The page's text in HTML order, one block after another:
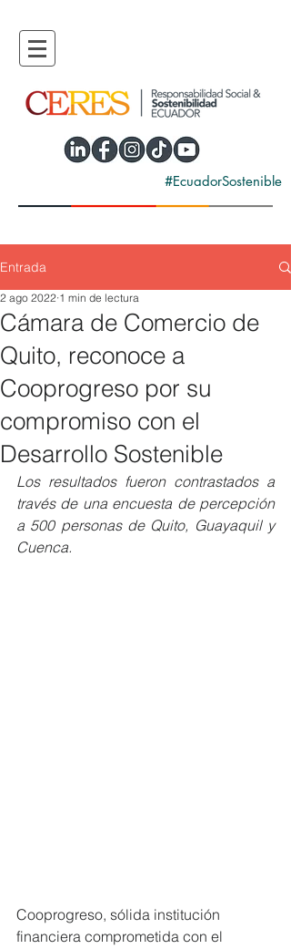
#EcuadorSostenible
Entrada
Cámara de Comercio de
Quito, reconoce a
Cooprogreso por su
compromiso con el
Desarrollo Sostenible
2 ago 2022 1 min de lectura
Los resultados fueron contrastados a
través de una encuesta de percepción
a 500 personas de Quito, Guayaquil y
Cuenca.
Cooprogreso, sólida institución
financiera comprometida con el